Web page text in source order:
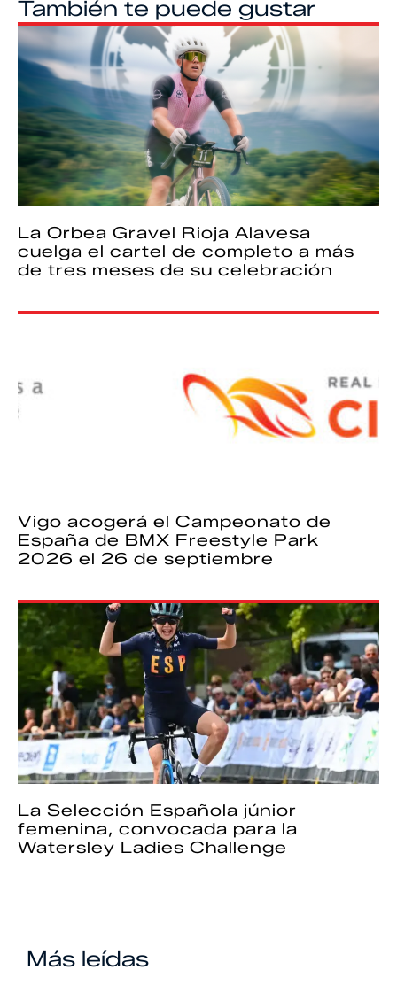
También te puede gustar
La Orbea Gravel Rioja Alavesa
cuelga el cartel de completo a más
de tres meses de su celebración
Vigo acogerá el Campeonato de
España de BMX Freestyle Park
2026 el 26 de septiembre
La Selección Española júnior
femenina, convocada para la
Watersley Ladies Challenge
Más leídas